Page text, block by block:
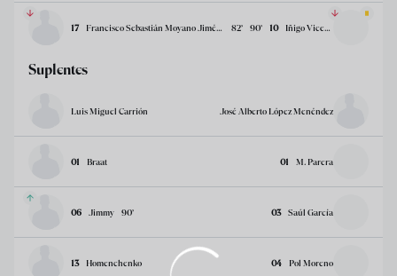
17 Francisco Sebastián Moyano Jiménez 82’ 10 Iñigo Vicente
90’
Suplentes
Luis Miguel Carrión José Alberto López Menéndez
01 Braat 01 M. Parera
06 Jimmy 90’ 03 Saúl García
13 Homenchenko 04 Pol Moreno